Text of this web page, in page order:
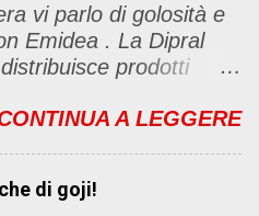
bene, altrimenti no
Le regole sono le
Prelevare l'immagine
link del mio
2) Diventare
vi parlo di golosità e
Emidea . La Dipral
prodotti
Emidea (rivolti
di tutto. dai classi
A LEGGERE
di goji!